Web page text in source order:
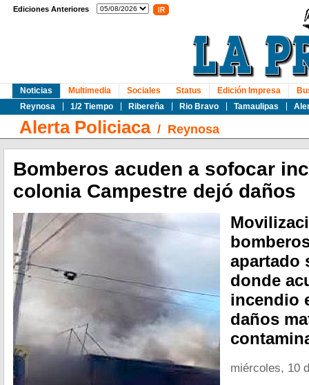
Ediciones Anteriores
Noticias
Reynosa
1/2 Tiempo Ribereña Rio Bravo Tamaulipas
Multimedia Sociales Status Edición Impresa
Alerta Policiaca/ Reynosa
Bomberos acuden a sofocar
colonia Campestre dejó daños
apartado
donde
incendio
daños
miércoles, 10